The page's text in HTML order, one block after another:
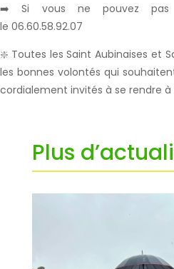
➡️ Si vous ne pouvez pas
le 06.60.58.92.07
❇️ Toutes les Saint Aubinaises et
les bonnes volontés qui
cordialement invités à se rendre
Plus